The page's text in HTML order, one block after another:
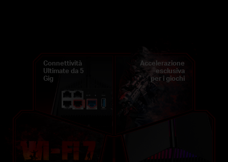
Connettività
Ultimate da 5
Gig
Accelerazione
esclusiva
per i giochi